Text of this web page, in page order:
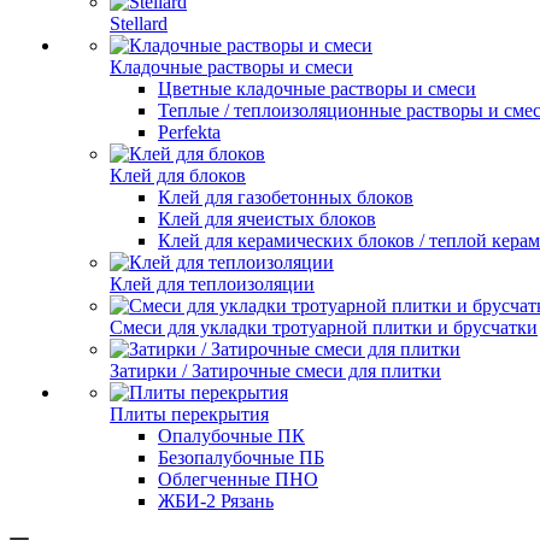
Stellard
Кладочные растворы и смеси
Цветные кладочные растворы и смеси
Теплые / теплоизоляционные растворы и
Perfekta
Клей для блоков
Клей для газобетонных блоков
Клей для ячеистых блоков
Клей для керамических блоков / теплой
Клей для теплоизоляции
Смеси для укладки тротуарной плитки и брусчатки
Затирки / Затирочные смеси для плитки
Плиты перекрытия
Опалубочные ПК
Безопалубочные ПБ
Облегченные ПНО
ЖБИ-2 Рязань